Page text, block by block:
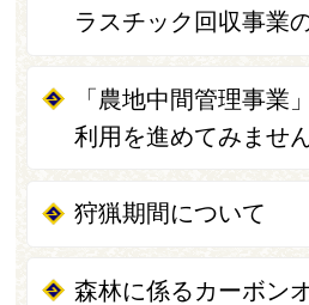
ラスチック回収事業
「農地中間管理事業
利用を進めてみませ
狩猟期間について
森林に係るカーボン